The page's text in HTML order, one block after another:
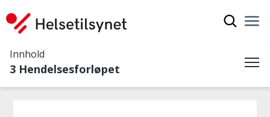
Innhold
3 Hendelsesforløpet